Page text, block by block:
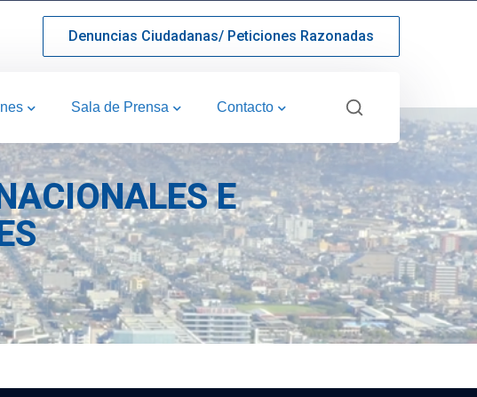
Denuncias Ciudadanas/ Peticiones Razonadas
Sala de Prensa Contacto
E